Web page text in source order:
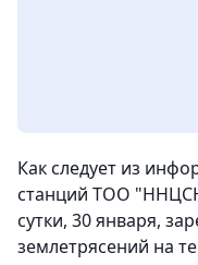
Как следует из
станций ТОО
сутки, 30 января,
землетрясений на